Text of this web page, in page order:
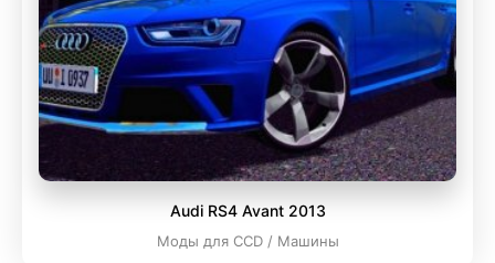
Audi RS4 Avant 2013
Моды для CCD / Машины